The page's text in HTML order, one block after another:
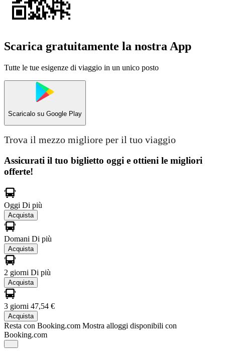
Scarica gratuitamente la nostra App
Tutte le tue esigenze di viaggio in un unico posto
Scaricalo su Google Play
Trova il mezzo migliore per il tuo viaggio
Assicurati il ​​tuo biglietto oggi e ottieni le migliori
offerte!
Oggi Di più
Acquista
Domani Di più
Acquista
2 giorni Di più
Acquista
3 giorni 47,54 €
Acquista
Resta con Booking.com Mostra alloggi disponibili con
Booking.com